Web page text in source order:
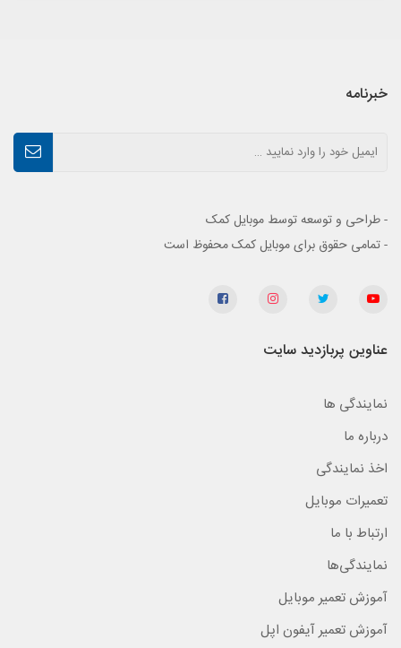
خبرنامه
- طراحی و توسعه توسط موبایل کمک
- تمامی حقوق برای موبایل کمک محفوظ است
عناوین پربازدید سایت
نمایندگی ها
درباره ما
اخذ نمایندگی
تعمیرات موبایل
ارتباط با ما
نمایندگی‌ها
آموزش تعمیر موبایل
آموزش تعمیر آیفون اپل